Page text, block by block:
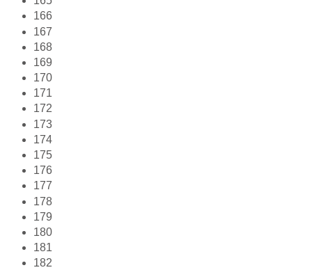
166
167
168
169
170
171
172
173
174
175
176
177
178
179
180
181
182